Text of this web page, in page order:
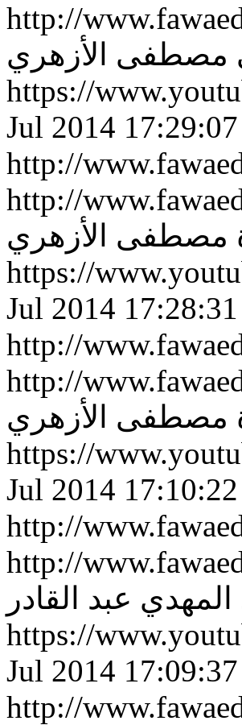
http://
مصطفى الأزهري
https://
Jul 2014
http://
http://
مصطفى الأزهري
https://
Jul 2014
http://
http://
مصطفى الأزهري
https://
Jul 2014
http://
http://
المهدي عبد القادر
https://
Jul 2014
http://